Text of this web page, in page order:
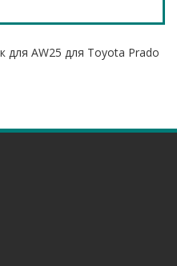
для AW25 для Toyota Prado